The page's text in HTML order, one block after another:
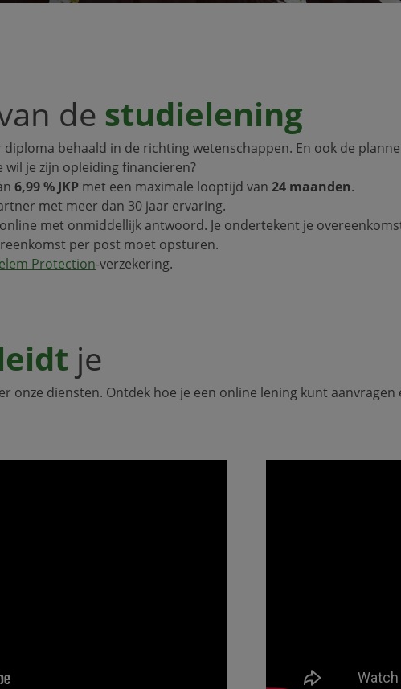
de studielening
behaald in de richting wetenschappen. En ook de
je zijn opleiding financieren?
6,99 % JKP met een maximale looptijd van 24 maanden.
met meer dan 30 jaar ervaring.
met onmiddellijk antwoord. Je ondertekent je
per post moet opsturen.
Protection-verzekering.
je
onze diensten. Ontdek hoe je een online lening kunt